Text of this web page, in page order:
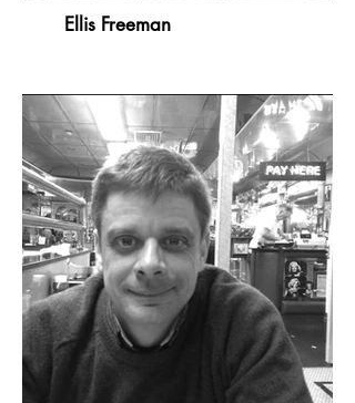
Ellis Freeman